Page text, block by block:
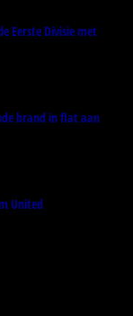
Eerste Divisie met
brand in flat aan
United